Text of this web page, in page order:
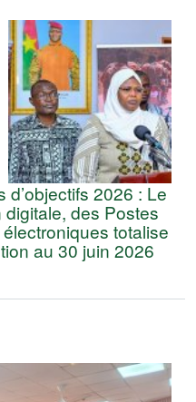
2026 : Le
digitale, des Postes
totalise
au 30 juin 2026